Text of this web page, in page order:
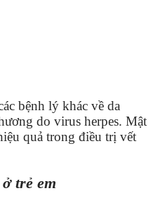
bệnh lý khác về da
do virus herpes. Mật
quả trong điều trị vết
trẻ em